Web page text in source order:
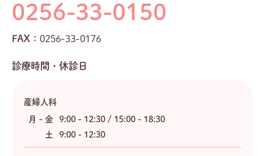
0256-33-0150
FAX： 0256-33-0176
診療時間・休診日
産婦人科
月 - 金
9:00 - 12:30 / 15:00 - 18:30
土
9:00 - 12:30